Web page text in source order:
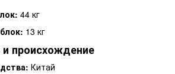
44 кг
13 кг
происхождение
Китай